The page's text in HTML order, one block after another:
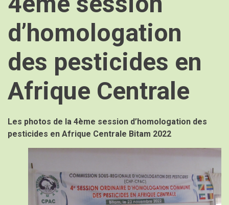
d’homologation
des pesticides en
Afrique Centrale
Les photos de la 4ème session d’homologation des
pesticides en Afrique Centrale Bitam 2022